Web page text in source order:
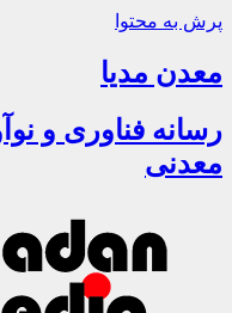
پرش به محتوا
معدن مدیا
رسانه فناوری و
معدنی